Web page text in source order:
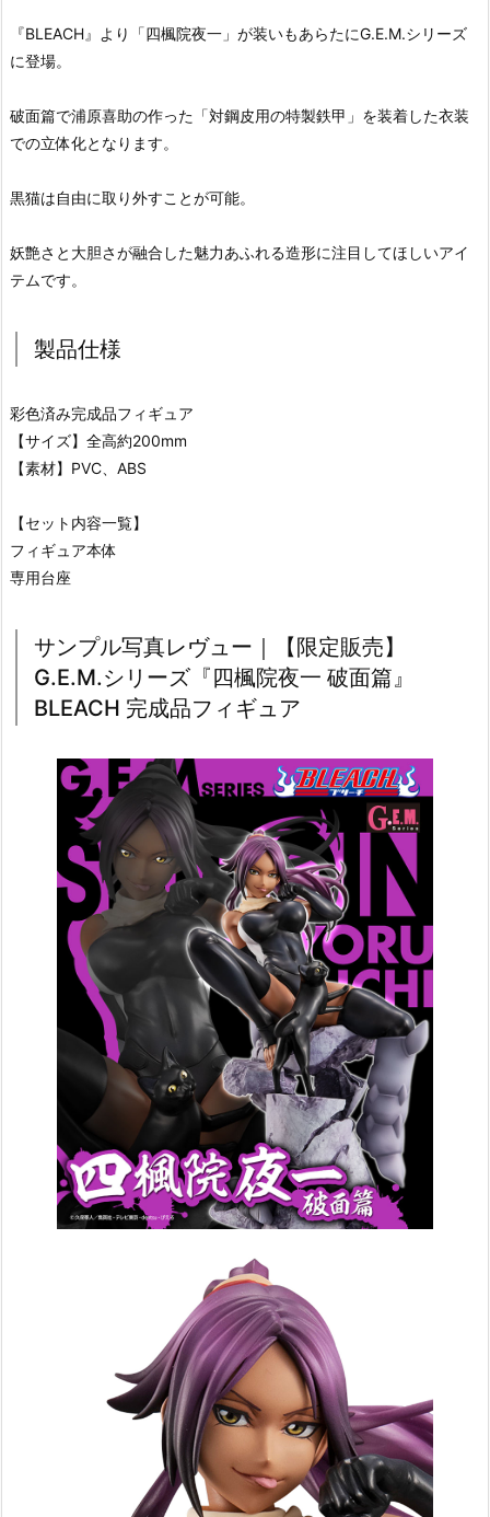
『BLEACH』より「四楓院夜一」が装いもあらたにG.E.M.シリーズ
に登場。
破面篇で浦原喜助の作った「対鋼皮用の特製鉄甲」を装着した衣装
での立体化となります。
黒猫は自由に取り外すことが可能。
妖艶さと大胆さが融合した魅力あふれる造形に注目してほしいアイ
テムです。
製品仕様
彩色済み完成品フィギュア
【サイズ】全高約200mm
【素材】PVC、ABS
【セット内容一覧】
フィギュア本体
専用台座
サンプル写真レヴュー｜【限定販売】
G.E.M.シリーズ『四楓院夜一 破面篇』
BLEACH 完成品フィギュア